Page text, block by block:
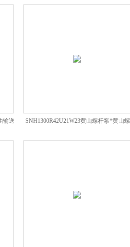
输送 SNH1300R42U21W23黄山螺杆泵*黄山螺